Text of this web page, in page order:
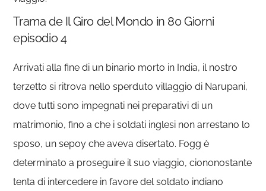
Trama de Il Giro del Mondo in 80 Giorni
episodio 4
Arrivati alla fine di un binario morto in India, il nostro
terzetto si ritrova nello sperduto villaggio di Narupani,
dove tutti sono impegnati nei preparativi di un
matrimonio, fino a che i soldati inglesi non arrestano lo
sposo, un sepoy che aveva disertato. Fogg è
determinato a proseguire il suo viaggio, ciononostante
tenta di intercedere in favore del soldato indiano